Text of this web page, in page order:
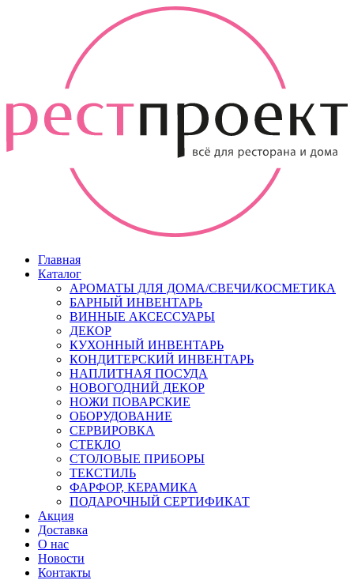
Главная
Каталог
АРОМАТЫ ДЛЯ ДОМА/СВЕЧИ/КОСМЕТИКА
БАРНЫЙ ИНВЕНТАРЬ
ВИННЫЕ АКСЕССУАРЫ
ДЕКОР
КУХОННЫЙ ИНВЕНТАРЬ
КОНДИТЕРСКИЙ ИНВЕНТАРЬ
НАПЛИТНАЯ ПОСУДА
НОВОГОДНИЙ ДЕКОР
НОЖИ ПОВАРСКИЕ
ОБОРУДОВАНИЕ
СЕРВИРОВКА
СТЕКЛО
СТОЛОВЫЕ ПРИБОРЫ
ТЕКСТИЛЬ
ФАРФОР, КЕРАМИКА
ПОДАРОЧНЫЙ СЕРТИФИКАТ
Акция
Доставка
О нас
Новости
Контакты